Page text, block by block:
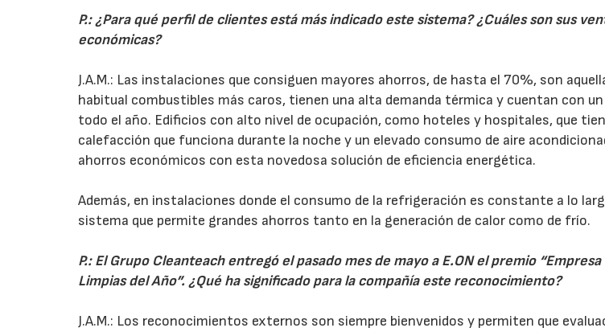
P.: ¿Para qué perfil de clientes está más indicado este sistema? ¿Cuáles son sus
económicas?
J.A.M.: Las instalaciones que consiguen mayores ahorros, de hasta el 70%, son
habitual combustibles más caros, tienen una alta demanda térmica y cuentan con
todo el año. Edificios con alto nivel de ocupación, como hoteles y hospitales, que
calefacción que funciona durante la noche y un elevado consumo de aire
ahorros económicos con esta novedosa solución de eficiencia energética.
Además, en instalaciones donde el consumo de la refrigeración es constante a lo
sistema que permite grandes ahorros tanto en la generación de calor como de frío.
P.: El Grupo Cleanteach entregó el pasado mes de mayo a E.ON el premio
Limpias del Año”. ¿Qué ha significado para la compañía este reconocimiento?
J.A.M.: Los reconocimientos externos son siempre bienvenidos y permiten que